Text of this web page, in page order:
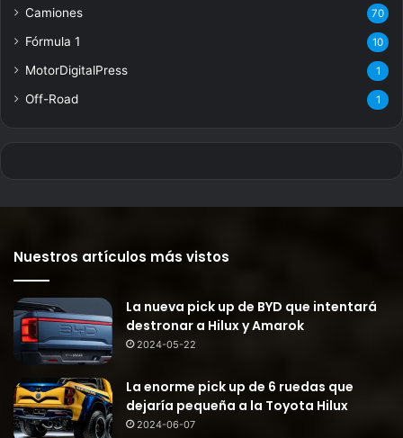
Camiones 70
Fórmula 1 10
MotorDigitalPress 1
Off-Road 1
Nuestros artículos más vistos
La nueva pick up de BYD que intentará
destronar a Hilux y Amarok
2024-05-22
La enorme pick up de 6 ruedas que
dejaría pequeña a la Toyota Hilux
2024-06-07